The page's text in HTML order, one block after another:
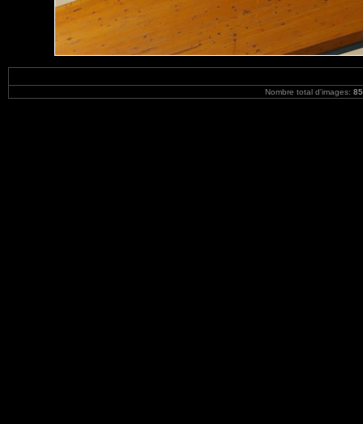
Nombre total d'images: 85